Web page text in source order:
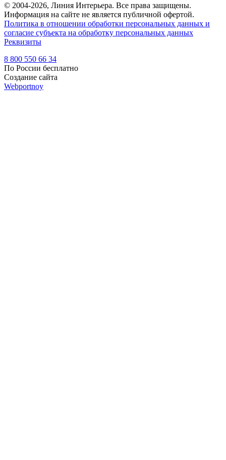
© 2004-2026, Линия Интерьера. Все права защищены.
Информация на сайте не является публичной офертой.
Политика в отношении обработки персональных данных и
согласие субъекта на обработку персональных данных
Реквизиты
8 800 550 66 34
По России бесплатно
Создание сайта
Webportnoy